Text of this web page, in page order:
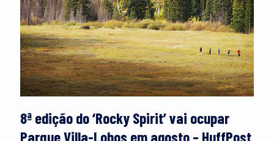
8ª edição do ‘Rocky Spirit’ vai ocupar
Parque Villa-Lobos em agosto – HuffPost